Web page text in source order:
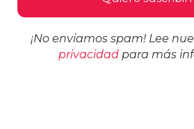
¡No enviamos spam! Lee
privacidad para más